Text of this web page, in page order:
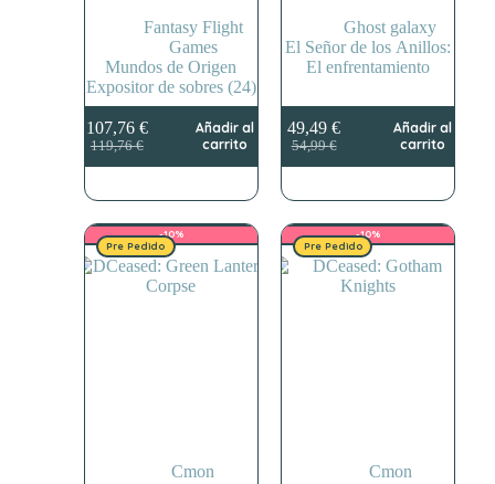
Fantasy Flight
Games
Mundos de Origen
Expositor de sobres (24)
119,76€
El
precio
era:
119,76 €.
107,76 €
El
precio
es:
107,76 €.
Añadir al
carrito
Ghost galaxy
El Señor de los Anillos:
El enfrentamiento
54,99€
El
precio
era:
54,99 €.
49,49€
El
precio
es:
49,49 €.
Añadir al
carrito
Pre Pedido
-10%
Cmon
Pre Pedido
-10%
Cmon